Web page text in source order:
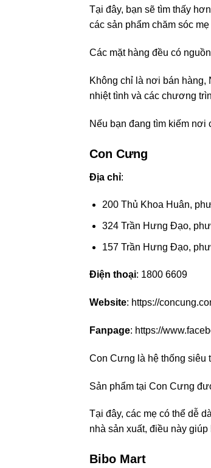
Tại đây, bạn sẽ tìm thấy
các sản phẩm chăm sóc mẹ
Các mặt hàng đều có
Không chỉ là nơi bán hàng,
nhiệt tình và các chương
Nếu bạn đang tìm kiếm
Con Cưng
Địa chỉ:
200 Thủ Khoa Huân,
324 Trần Hưng Đạo,
157 Trần Hưng Đạo,
Điện thoại: 1800 6609
Website: https://
Fanpage: https://
Con Cưng là hệ thống siêu
Sản phẩm tại Con Cưng
Tại đây, các mẹ có thể dễ
nhà sản xuất, điều này
Bibo Mart